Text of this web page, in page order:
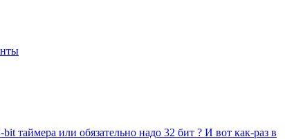
таймера или обязательно надо 32 бит ? И вот как-раз в